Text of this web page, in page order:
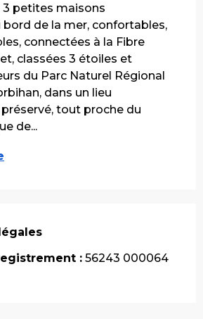
3 petites maisons
de la mer, confortables,
connectées à la Fibre
classées 3 étoiles et
du Parc Naturel Régional
dans un lieu
tout proche du
de...
: 56243 000064